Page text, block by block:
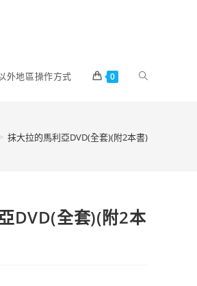
外地區操作方式 0
> 抹大拉的馬利亞DVD(全套)(附2本書)
DVD(全套)(附2本